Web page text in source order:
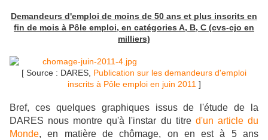
Demandeurs d'emploi de moins de 50 ans et plus inscrits en
fin de mois à Pôle emploi, en catégories A, B, C (cvs-cjo en
milliers)
[ Source : DARES, Publication sur les demandeurs d'emploi
inscrits à Pôle emploi en juin 2011 ]
Bref, ces quelques graphiques issus de l'étude de la
DARES nous montre qu'à l'instar du titre d'un article du
Monde, en matière de chômage, on en est à 5 ans